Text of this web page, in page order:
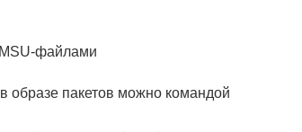
файлами
образе пакетов можно командой